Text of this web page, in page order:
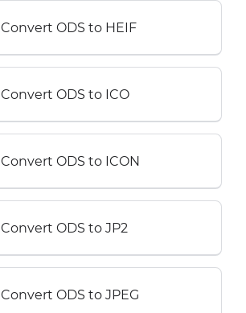
Convert ODS to HEIF
Convert ODS to ICO
Convert ODS to ICON
Convert ODS to JP2
Convert ODS to JPEG